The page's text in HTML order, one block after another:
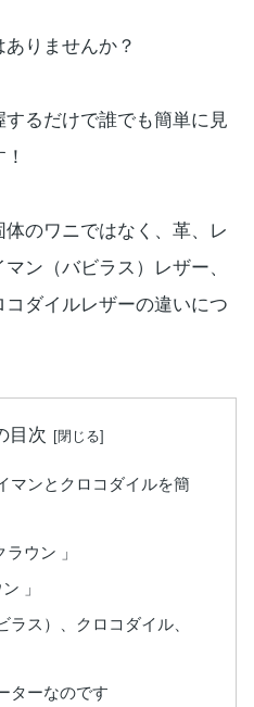
りませんか？
るだけで誰でも簡単に見
のワニではなく、革、レ
ン（バビラス）レザー、
ダイルレザーの違いにつ
目次
マンとクロコダイルを簡
ウン 」
」
ラス）、クロコダイル、
ターなのです